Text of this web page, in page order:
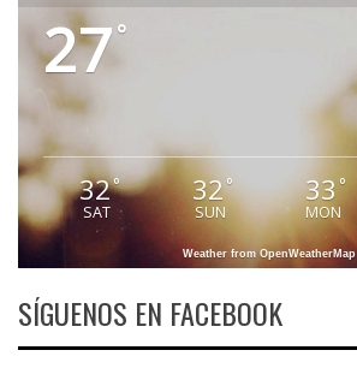
27°
32°
SAT
32°
SUN
33 °
MON
Weather from OpenWeatherMap
SÍGUENOS EN FACEBOOK